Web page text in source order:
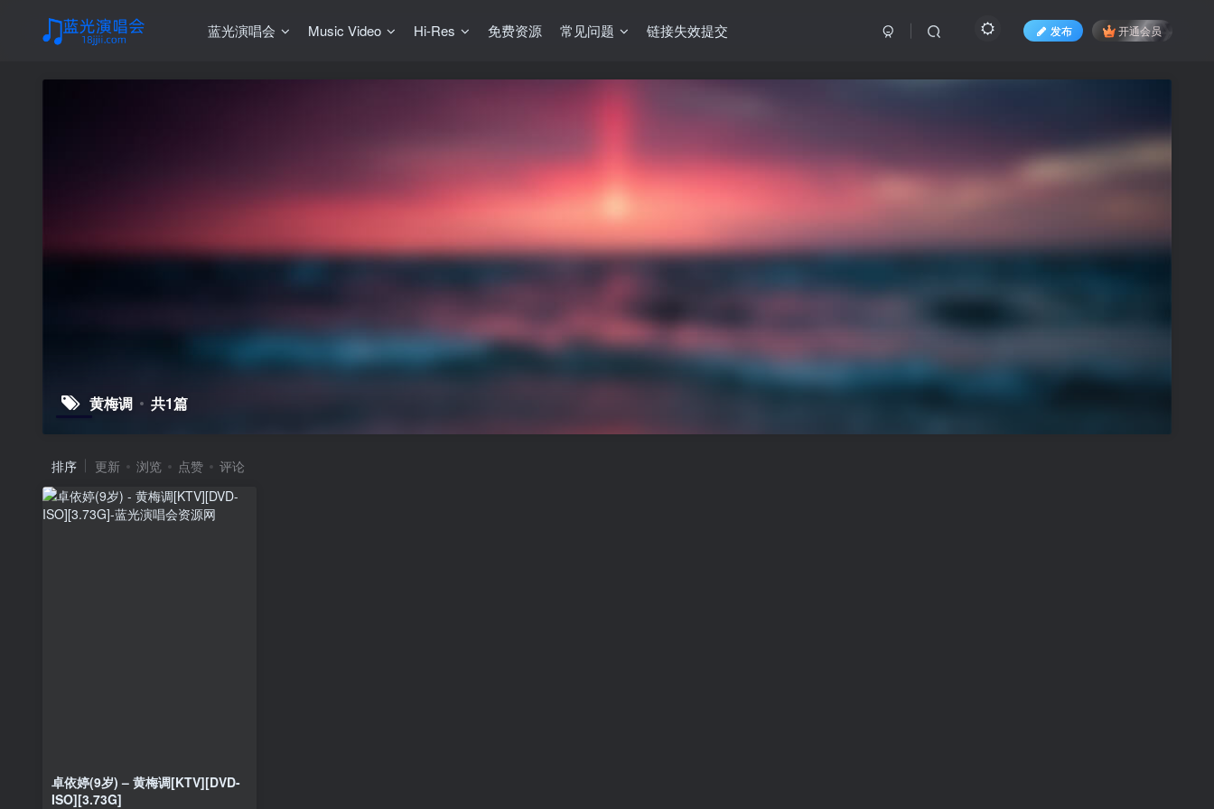
蓝光演唱会 Music Video Hi-Res 免费资源 常见问题 链接失效提交 发布 开通会员
黄梅调 共1篇
排序 更新 浏览 点赞 评论
卓依婷(9岁) – 黄梅调[KTV][DVD-
ISO][3.73G]